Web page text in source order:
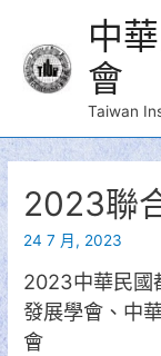
中
會
Taiwan
2023聯
24 7 月, 2023
2023中華民國
發展學會、中
會